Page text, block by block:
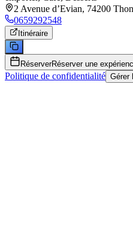
2 Avenue d’Evian, 74200
0659292548
Itinéraire
RéserverRéserver une
Politique de confidentialité Gérer